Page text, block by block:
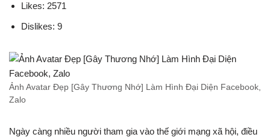
Likes: 2571
Dislikes: 9
Ảnh Avatar Đẹp [Gây Thương Nhớ] Làm Hình Đại Diện Facebook,
Zalo
Ngày càng nhiều người tham gia vào thế giới mạng xã hội, điều